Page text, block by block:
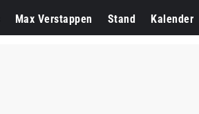
Max Verstappen Stand Kalender